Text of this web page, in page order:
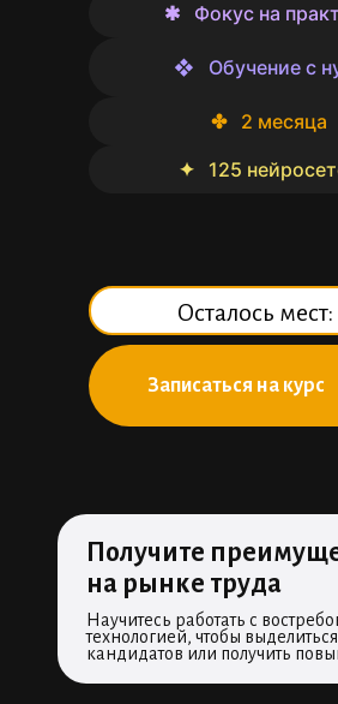
Записаться на
Осталось мест:
✱⠀Фокус на
❖⠀Обучение с
✤⠀2 месяца
✦⠀125
Получите
на рынке труда
Научитесь работать с
технологией, чтобы
кандидатов или получить